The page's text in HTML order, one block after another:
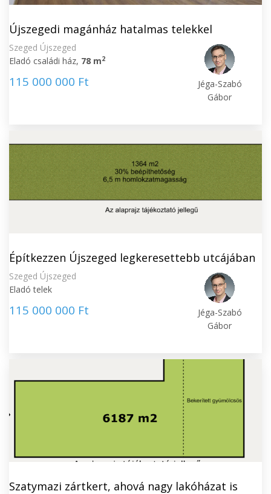
Újszegedi magánház hatalmas telekkel
Szeged Újszeged
Eladó családi ház, 78 m2
115 000 000 Ft
Jéga-Szabó
Gábor
Építkezzen Újszeged legkeresettebb utcájában
Szeged Újszeged
Eladó telek
115 000 000 Ft
Jéga-Szabó
Gábor
Szatymazi zártkert, ahová nagy lakóházat is